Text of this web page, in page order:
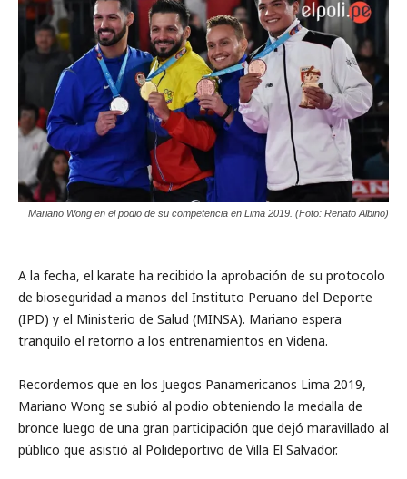
Mariano Wong en el podio de su competencia en Lima 2019. (Foto: Renato Albino)
A la fecha, el karate ha recibido la aprobación de su protocolo
de bioseguridad a manos del Instituto Peruano del Deporte
(IPD) y el Ministerio de Salud (MINSA). Mariano espera
tranquilo el retorno a los entrenamientos en Videna.
Recordemos que en los Juegos Panamericanos Lima 2019,
Mariano Wong se subió al podio obteniendo la medalla de
bronce luego de una gran participación que dejó maravillado al
público que asistió al Polideportivo de Villa El Salvador.